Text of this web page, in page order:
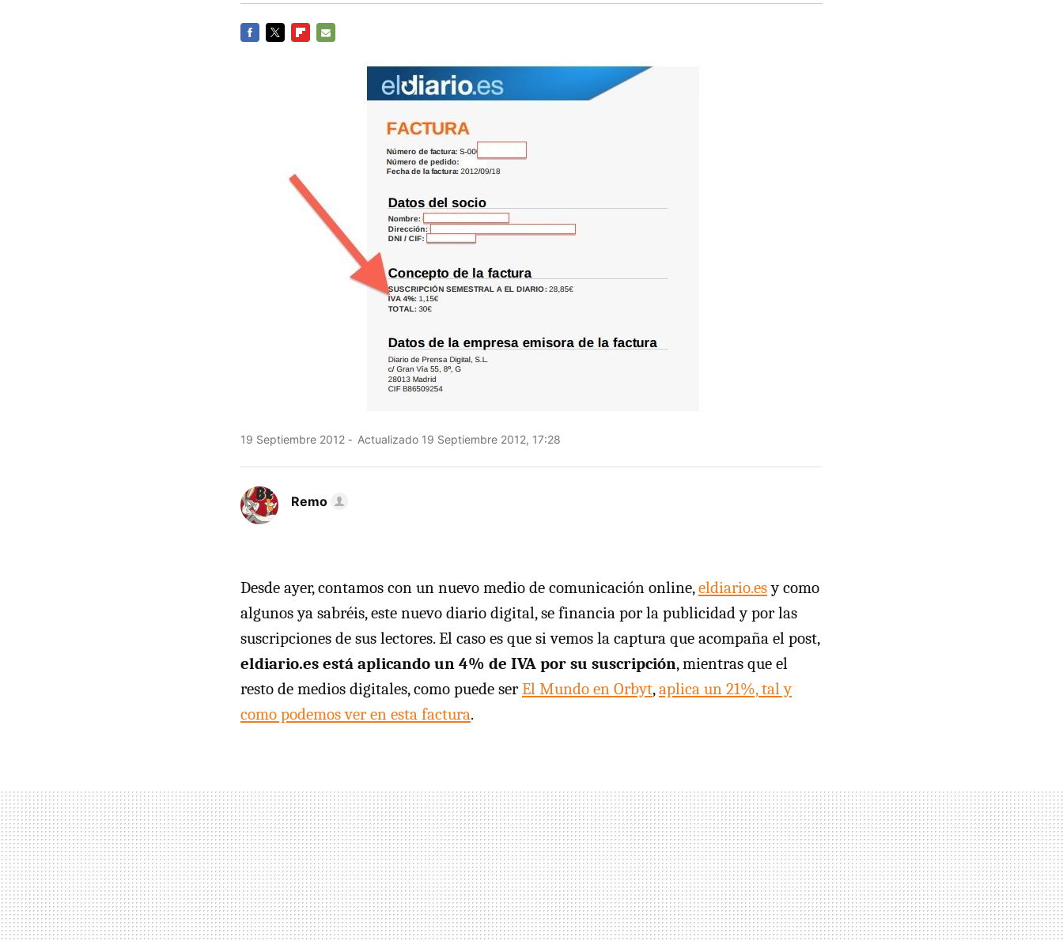
19 Septiembre 2012 Actualizado 19 Septiembre 2012, 17:28
Remo
Desde ayer, contamos con un nuevo medio de comunicación online,eldiario.esy como
algunos ya sabréis, este nuevo diario digital, se financia por la publicidad y por las
suscripciones de sus lectores. El caso es que si vemos la captura que acompaña el post,
eldiario.es está aplicando un 4% de IVA por su suscripción, mientras que el
resto de medios digitales, como puede serEl Mundo en Orbyt,aplica un 21%, tal y
como podemos ver en esta factura.